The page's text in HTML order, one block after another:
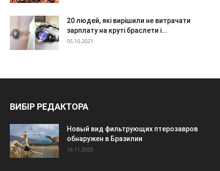
20 людей, які вирішили не витрачати
зарплату на круті браслети і...
05.10.2021
ВИБІР РЕДАКТОРА
Новый вид фильтрующих птерозавров
обнаружен в Бразилии
16.11.2025